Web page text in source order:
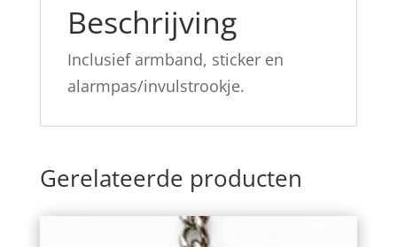
Beschrijving
Inclusief armband, sticker en
alarmpas/invulstrookje.
Gerelateerde producten